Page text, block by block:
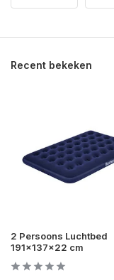
Recent bekeken
2 Persoons Luchtbed
191x137x22 cm